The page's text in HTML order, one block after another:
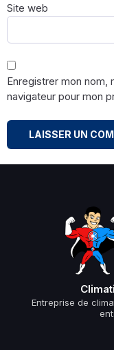
Site web
Enregistrer mon nom,
navigateur pour mon
Entreprise de